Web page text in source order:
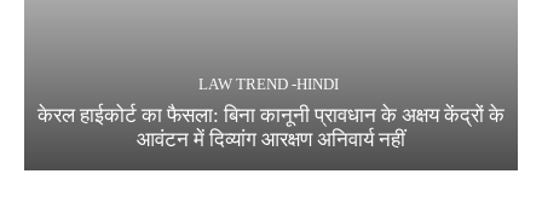
LAW TREND -HINDI
केरल हाईकोर्ट का फैसला: बिना कानूनी प्रावधान के अक्षय केंद्रों के
आवंटन में दिव्यांग आरक्षण अनिवार्य नहीं